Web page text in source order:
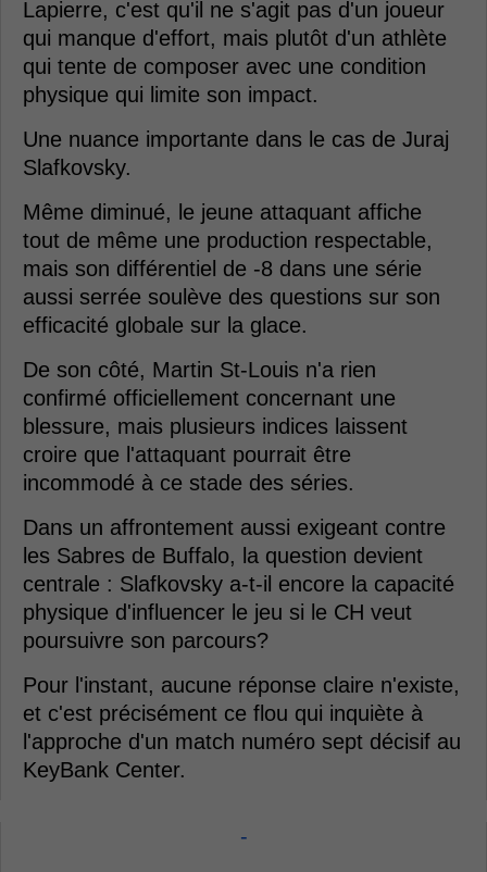
Lapierre, c'est qu'il ne s'agit pas d'un joueur
qui manque d'effort, mais plutôt d'un athlète
qui tente de composer avec une condition
physique qui limite son impact.
Une nuance importante dans le cas de Juraj
Slafkovsky.
Même diminué, le jeune attaquant affiche
tout de même une production respectable,
mais son différentiel de -8 dans une série
aussi serrée soulève des questions sur son
efficacité globale sur la glace.
De son côté, Martin St-Louis n'a rien
confirmé officiellement concernant une
blessure, mais plusieurs indices laissent
croire que l'attaquant pourrait être
incommodé à ce stade des séries.
Dans un affrontement aussi exigeant contre
les Sabres de Buffalo, la question devient
centrale : Slafkovsky a-t-il encore la capacité
physique d'influencer le jeu si le CH veut
poursuivre son parcours?
Pour l'instant, aucune réponse claire n'existe,
et c'est précisément ce flou qui inquiète à
l'approche d'un match numéro sept décisif au
KeyBank Center.
-